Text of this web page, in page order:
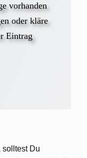
vorhanden
oder kläre
Eintrag
solltest Du